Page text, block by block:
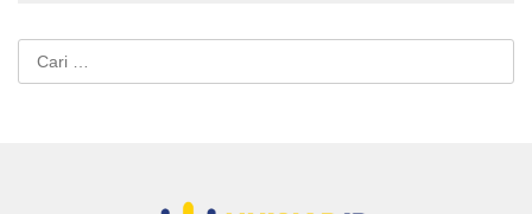
Cari
untuk: